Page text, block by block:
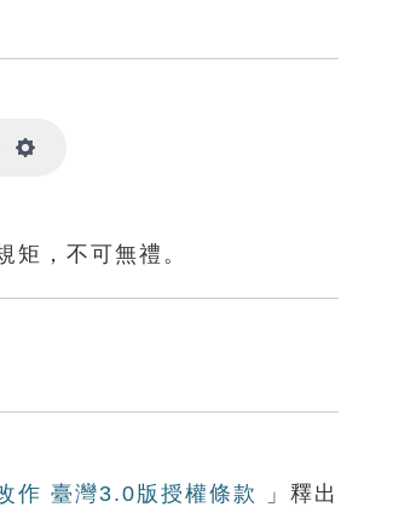
矩，不可無禮。
作 臺灣3.0版授權條款 」釋出